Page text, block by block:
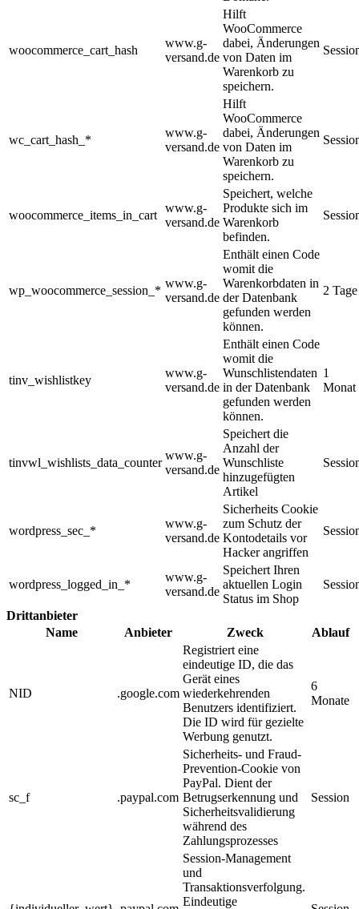
woocommerce_cart_hash
www.g-
versand.de
Hilft
WooCommerce
dabei, Änderungen
von Daten im
Warenkorb zu
speichern.
wc_cart_hash_*
www.g-
versand.de
Hilft
WooCommerce
dabei, Änderungen
von Daten im
Warenkorb zu
speichern.
woocommerce_items_in_cart
www.g-
versand.de
Speichert, welche
Produkte sich im
Warenkorb
befinden.
wp_woocommerce_session_*
www.g-
versand.de
Enthält einen Code
womit die
Warenkorbdaten in
der Datenbank
gefunden werden
können.
2 Tage
tinv_wishlistkey
www.g-
versand.de
Enthält einen Code
womit die
Wunschlistendaten
in der Datenbank
gefunden werden
können.
1
Monat
tinvwl_wishlists_data_counter
www.g-
versand.de
Speichert die
Anzahl der
Wunschliste
hinzugefügten
Artikel
wordpress_sec_*
www.g-
versand.de
Sicherheits Cookie
zum Schutz der
Kontodetails vor
Hacker angriffen
wordpress_logged_in_*
www.g-
versand.de
Speichert Ihren
aktuellen Login
Status im Shop
Drittanbieter
Name
Anbieter Zweck Ablauf
NID .google.com
Registriert eine
eindeutige ID, die das
Gerät eines
wiederkehrenden
Benutzers identifiziert.
Die ID wird für gezielte
Werbung genutzt.
6
Monate
sc_f .paypal.com
Sicherheits- und Fraud-
Prevention-Cookie von
PayPal. Dient der
Betrugserkennung und
Sicherheitsvalidierung
während des
Zahlungsprozesses
Session
Session-Management
und
Transaktionsverfolgung.
Eindeutige